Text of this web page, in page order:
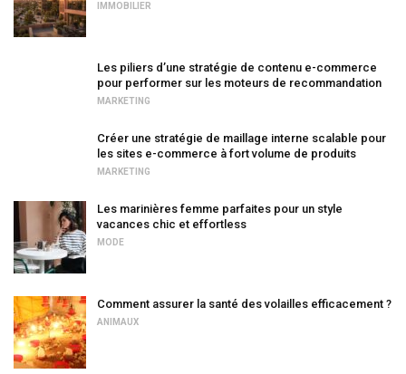
IMMOBILIER
Les piliers d’une stratégie de contenu e-commerce
pour performer sur les moteurs de recommandation
MARKETING
Créer une stratégie de maillage interne scalable pour
les sites e-commerce à fort volume de produits
MARKETING
Les marinières femme parfaites pour un style
vacances chic et effortless
MODE
Comment assurer la santé des volailles efficacement ?
ANIMAUX